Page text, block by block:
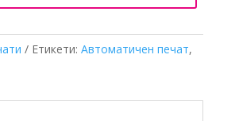
Етикети: Автоматичен печат,